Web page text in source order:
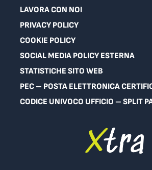
LAVORA CON NOI
PRIVACY POLICY
COOKIE POLICY
SOCIAL MEDIA POLICY ESTERNA
STATISTICHE SITO WEB
PEC – POSTA ELETTRONICA
CODICE UNIVOCO UFFICIO – SPLIT